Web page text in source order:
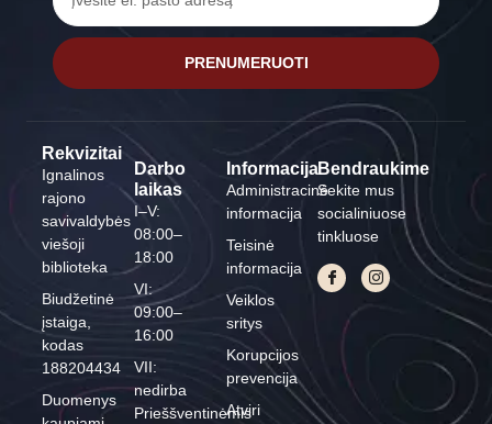
PRENUMERUOTI
Rekvizitai
Ignalinos
rajono
savivaldybės
viešoji
biblioteka
Biudžetinė
įstaiga,
kodas
188204434
Duomenys
Darbo
laikas
I–V:
08:00–
18:00
VI:
09:00–
16:00
VII:
nedirba
Prieššventinėmis
Informacija
Administracinė
informacija
Teisinė
informacija
Veiklos
sritys
Korupcijos
prevencija
Atviri
Bendraukime
Sekite mus
socialiniuose
tinkluose